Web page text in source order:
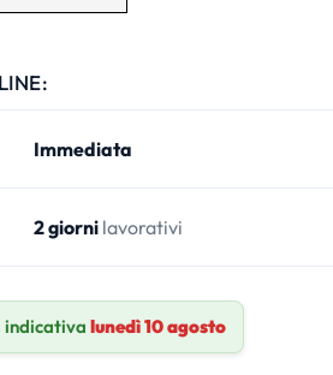
Immediata
2 giornilavorativi
indicativa lunedì 10 agosto